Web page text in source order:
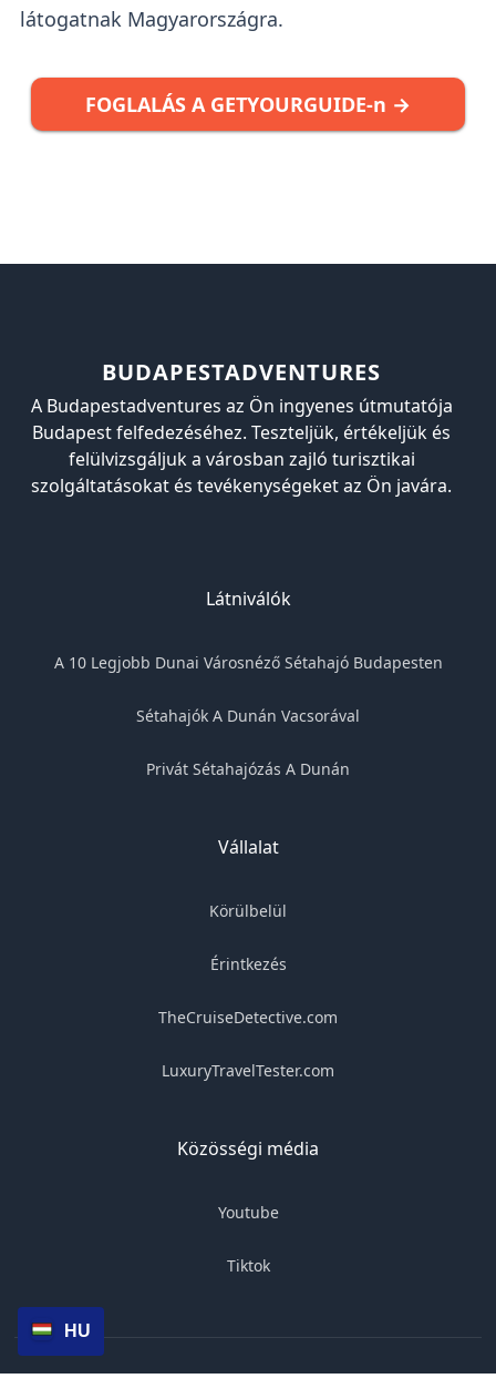
látogatnak Magyarországra.
FOGLALÁS A GETYOURGUIDE-n →
BUDAPESTADVENTURES
A Budapestadventures az Ön ingyenes útmutatója
Budapest felfedezéséhez. Teszteljük, értékeljük és
felülvizsgáljuk a városban zajló turisztikai
szolgáltatásokat és tevékenységeket az Ön javára.
Látniválók
A 10 Legjobb Dunai Városnéző Sétahajó Budapesten
Sétahajók A Dunán Vacsorával
Privát Sétahajózás A Dunán
Vállalat
Körülbelül
Érintkezés
TheCruiseDetective.com
LuxuryTravelTester.com
Közösségi média
Youtube
Tiktok
© 2025 Budapestadventures.com. Minden jog fenntartva.
HU